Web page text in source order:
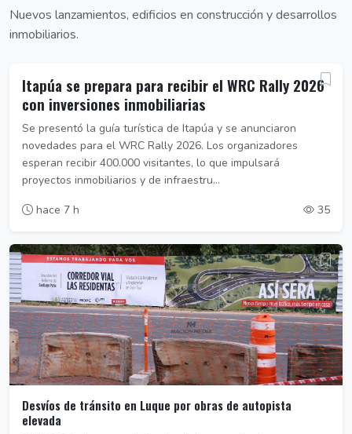
Nuevos lanzamientos, edificios en construcción y desarrollos
inmobiliarios.
Itapúa se prepara para recibir el WRC Rally 2026
con inversiones inmobiliarias
Se presentó la guía turística de Itapúa y se anunciaron
novedades para el WRC Rally 2026. Los organizadores
esperan recibir 400.000 visitantes, lo que impulsará
proyectos inmobiliarios y de infraestru...
hace 7 h
35
Desvíos de tránsito en Luque por obras de autopista
elevada